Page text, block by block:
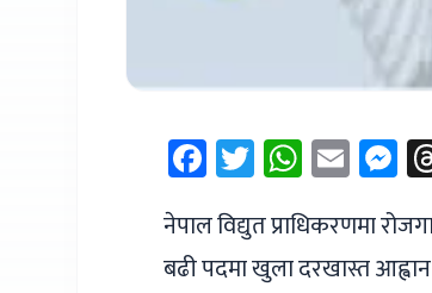
Facebook
Twitter
नेपाल विद्युत प्राधिकरणमा
बढी पदमा खुला दरखास्त